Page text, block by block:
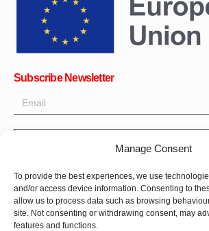
Manage Consent
To provide the best experiences, we use
and/or access device information. Consenting to
allow us to process data such as browsing
site. Not consenting or withdrawing consent, may
features and functions.
OK
Get all the latest information on news,
up for newsletter:
Donate Now